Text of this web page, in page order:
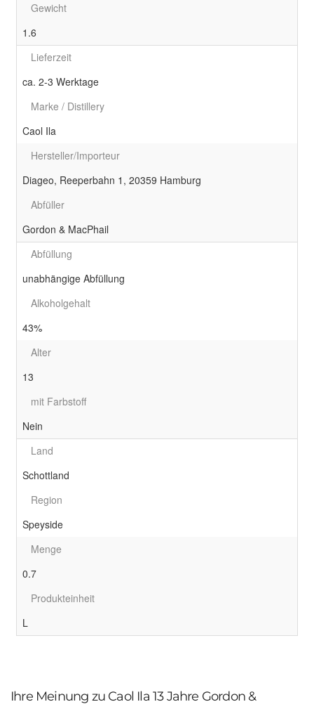
Gewicht
1.6
Lieferzeit
ca. 2-3 Werktage
Marke / Distillery
Caol Ila
Hersteller/Importeur
Diageo, Reeperbahn 1, 20359 Hamburg
Abfüller
Gordon & MacPhail
Abfüllung
unabhängige Abfüllung
Alkoholgehalt
43%
Alter
13
mit Farbstoff
Nein
Land
Schottland
Region
Speyside
Menge
0.7
Produkteinheit
L
Ihre Meinung zu Caol Ila 13 Jahre Gordon &